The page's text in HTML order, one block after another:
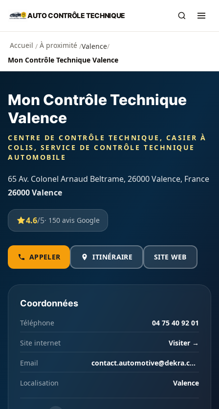
Aller au contenu principal
AUTO CONTRÔLE TECHNIQUE
Accueil / À proximité /Valence/
Mon Contrôle Technique Valence
Mon Contrôle Technique
Valence
CENTRE DE CONTRÔLE TECHNIQUE, CASIER À
COLIS, SERVICE DE CONTRÔLE TECHNIQUE
AUTOMOBILE
65 Av. Colonel Arnaud Beltrame, 26000 Valence, France
26000 Valence
4.6/5· 150 avis Google
APPELER ITINÉRAIRE SITE WEB
Coordonnées
Téléphone 04 75 40 92 01
Site internet Visiter →
Email contact.automotive@dekra.com
Localisation Valence